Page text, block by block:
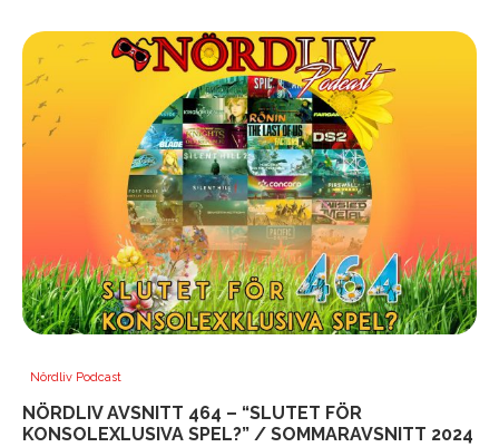
Nördliv Podcast
NÖRDLIV AVSNITT 464 – “SLUTET FÖR
KONSOLEXLUSIVA SPEL?” / SOMMARAVSNITT 2024